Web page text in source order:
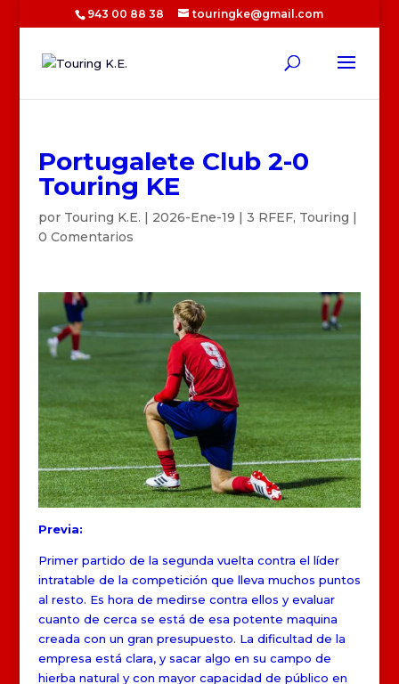
943 00 88 38 touringke@gmail.com
Portugalete Club 2-0
Touring KE
por Touring K.E. | 2026-Ene-19 | 3 RFEF, Touring |
0 Comentarios
Previa:
Primer partido de la segunda vuelta contra el líder
intratable de la competición que lleva muchos puntos
al resto. Es hora de medirse contra ellos y evaluar
cuanto de cerca se está de esa potente maquina
creada con un gran presupuesto. La dificultad de la
empresa está clara, y sacar algo en su campo de
hierba natural y con mayor capacidad de público en